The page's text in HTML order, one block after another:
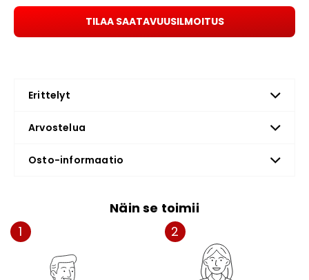
TILAA SAATAVUUSILMOITUS
Erittelyt
Arvostelua
Osto-informaatio
Näin se toimii
1
2